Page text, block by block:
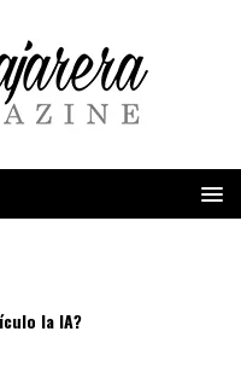
la IA?